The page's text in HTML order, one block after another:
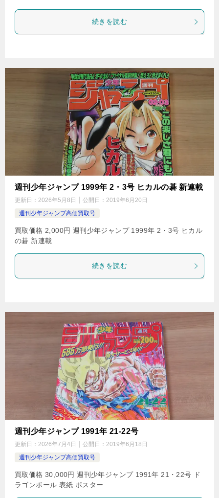
続きを読む
週刊少年ジャンプ 1999年 2・3号 ヒカルの碁 新連載
更新日： 2026年5月8日 公開日： 2019年6月20日
週刊少年ジャンプ高価買取号
買取価格 2,000円 週刊少年ジャンプ 1999年 2・3号 ヒカル
の碁 新連載
続きを読む
週刊少年ジャンプ 1991年 21-22号
更新日： 2026年7月4日 公開日： 2019年6月18日
週刊少年ジャンプ高価買取号
買取価格 30,000円 週刊少年ジャンプ 1991年 21・22号 ド
ラゴンボール 表紙 ポスター